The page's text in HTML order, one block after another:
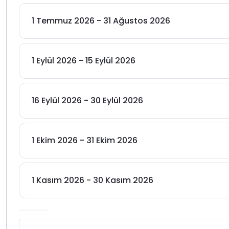
1 Temmuz 2026 - 31 Ağustos 2026
1 Eylül 2026 - 15 Eylül 2026
16 Eylül 2026 - 30 Eylül 2026
1 Ekim 2026 - 31 Ekim 2026
1 Kasım 2026 - 30 Kasım 2026